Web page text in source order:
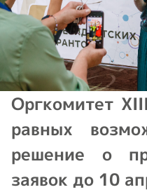
Оргкомитет
равных
решение о
заявок до 10